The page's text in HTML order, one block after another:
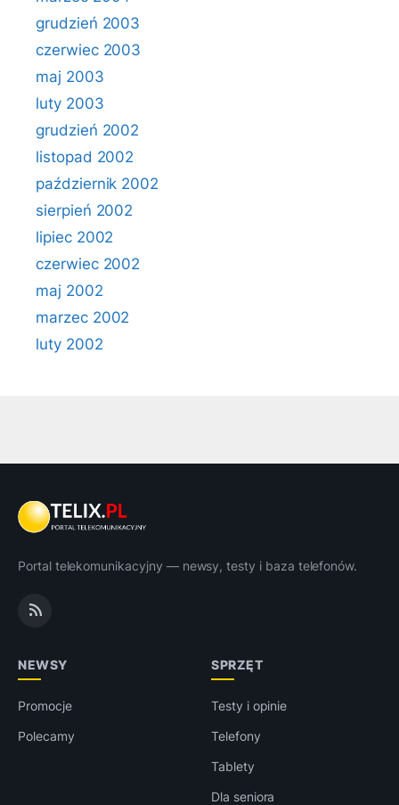
grudzień 2003
czerwiec 2003
maj 2003
luty 2003
grudzień 2002
listopad 2002
październik 2002
sierpień 2002
lipiec 2002
czerwiec 2002
maj 2002
marzec 2002
luty 2002
Portal telekomunikacyjny — newsy, testy i baza telefonów.
NEWSY
Promocje
Polecamy
SPRZĘT
Testy i opinie
Telefony
Tablety
Dla seniora